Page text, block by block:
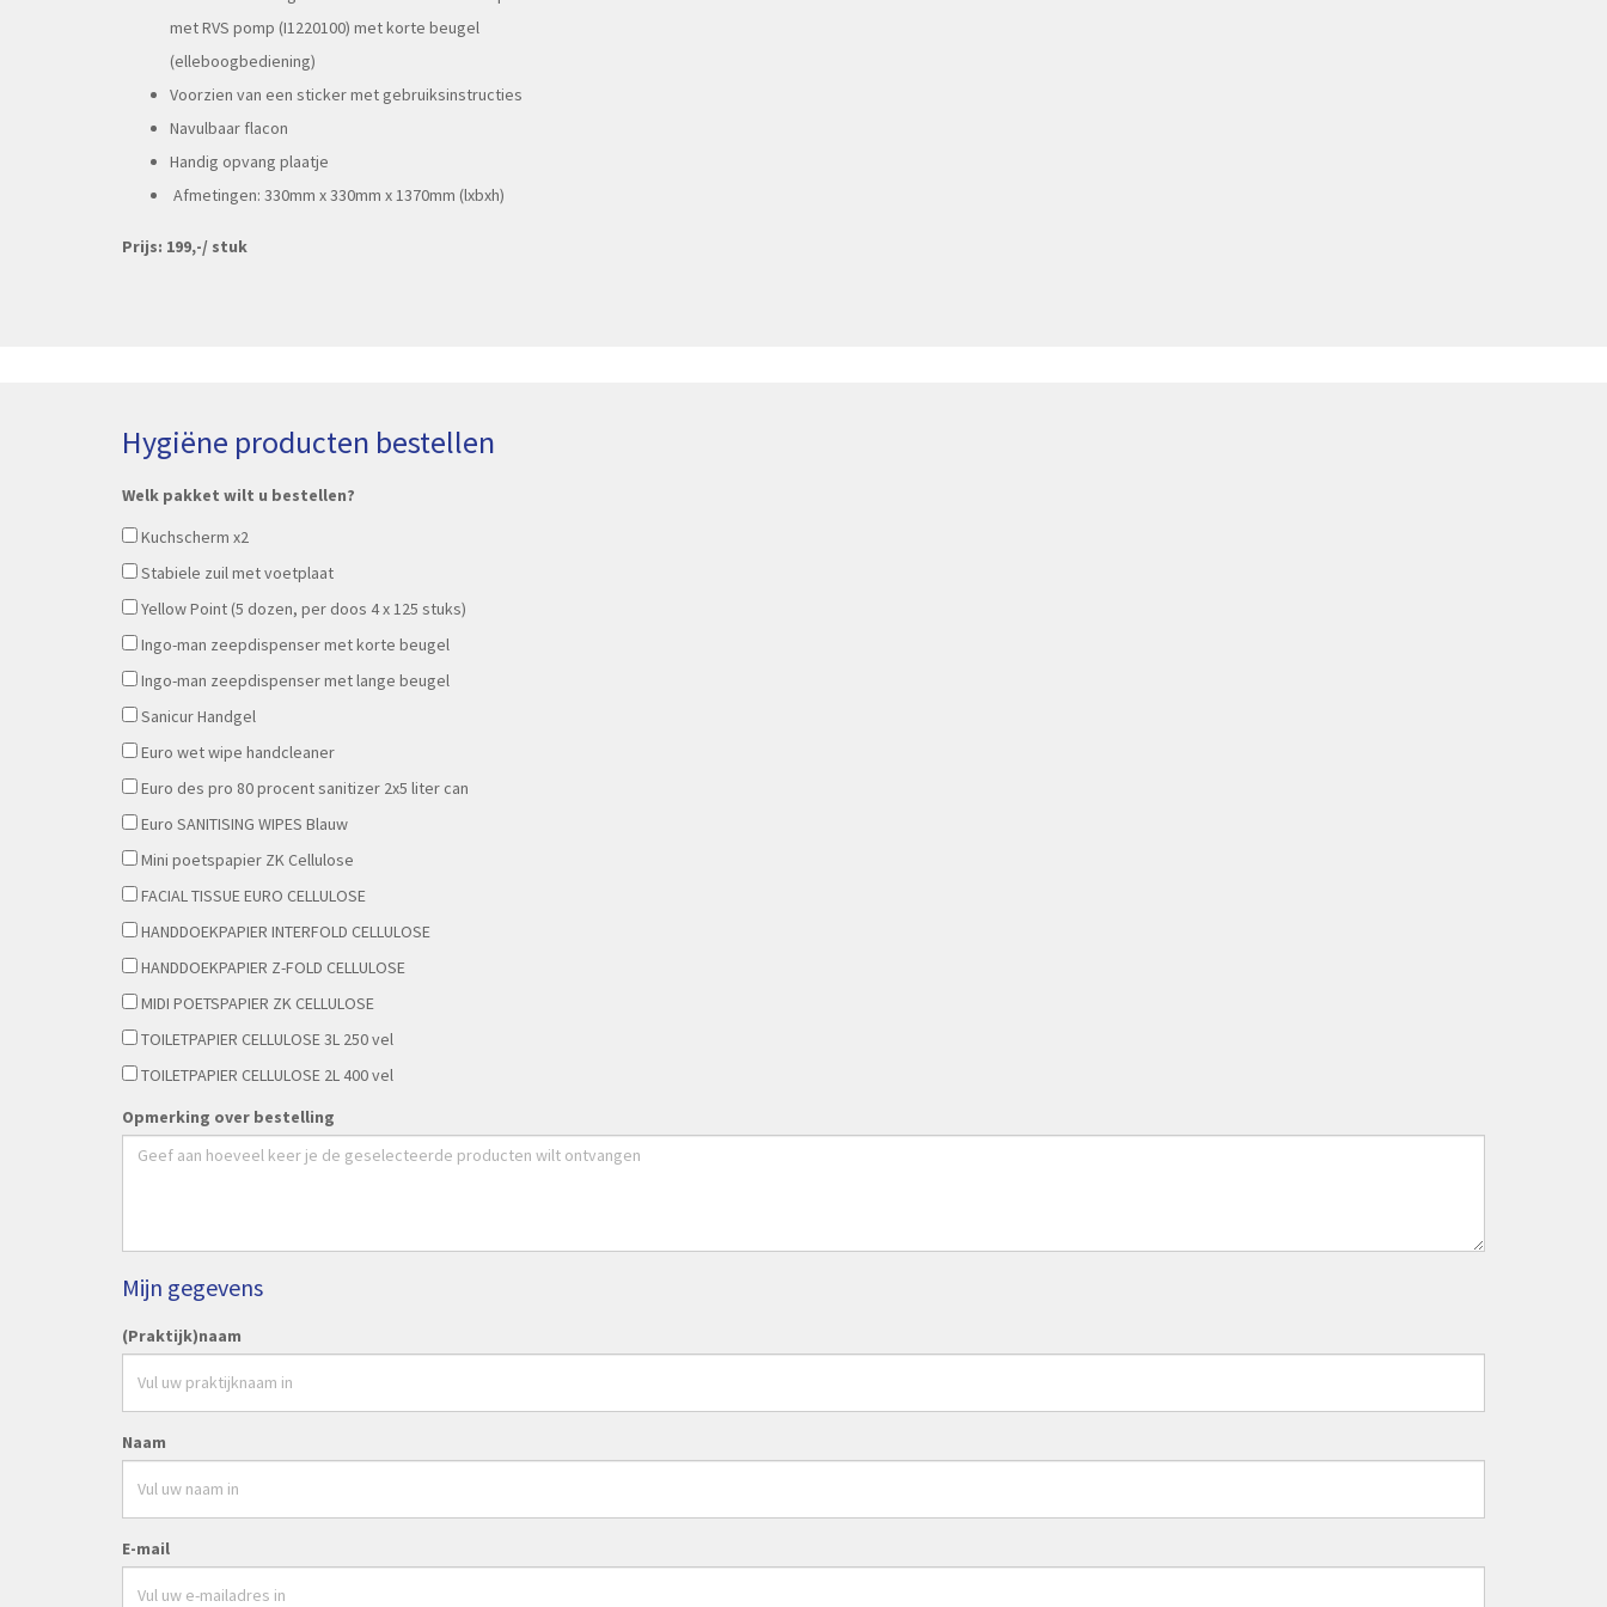
met RVS pomp (I1220100) met korte beugel
(elleboogbediening)
Voorzien van een sticker met gebruiksinstructies
Navulbaar flacon
Handig opvang plaatje
Afmetingen: 330mm x 330mm x 1370mm (lxbxh)
Prijs: 199,-/ stuk
Hygiëne producten bestellen
Welk pakket wilt u bestellen?
Kuchscherm x2
Stabiele zuil met voetplaat
Yellow Point (5 dozen, per doos 4 x 125 stuks)
Ingo-man zeepdispenser met korte beugel
Ingo-man zeepdispenser met lange beugel
Sanicur Handgel
Euro wet wipe handcleaner
Euro des pro 80 procent sanitizer 2x5 liter can
Euro SANITISING WIPES Blauw
Mini poetspapier ZK Cellulose
FACIAL TISSUE EURO CELLULOSE
HANDDOEKPAPIER INTERFOLD CELLULOSE
HANDDOEKPAPIER Z-FOLD CELLULOSE
MIDI POETSPAPIER ZK CELLULOSE
TOILETPAPIER CELLULOSE 3L 250 vel
TOILETPAPIER CELLULOSE 2L 400 vel
Opmerking over bestelling
Mijn gegevens
(Praktijk)naam
Naam
E-mail